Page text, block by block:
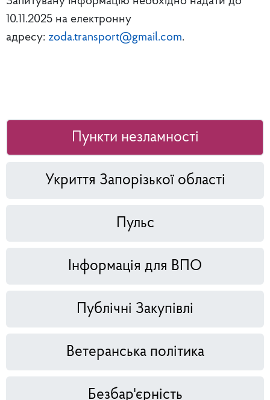
10.11.2025 на електронну
адресу: zoda.transport@gmail.com.
Пункти незламності
Укриття Запорізької області
Пульс
Інформація для ВПО
Публічні Закупівлі
Ветеранська політика
Безбар'єрність